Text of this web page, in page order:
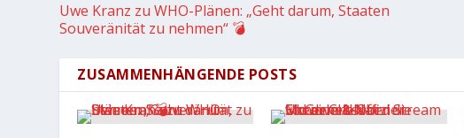
Uwe Kranz zu WHO-Plänen: „Geht darum, Staaten
Souveränität zu nehmen“ 💣
ZUSAMMENHÄNGENDE POSTS